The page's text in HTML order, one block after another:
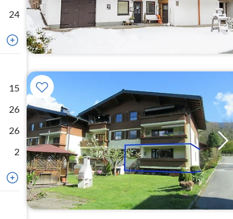
24
15
26
26
2